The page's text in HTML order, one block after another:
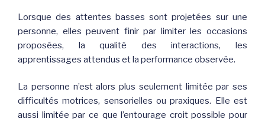
Lorsque des attentes basses sont projetées sur une
personne, elles peuvent finir par limiter les occasions
proposées, la qualité des interactions, les
apprentissages attendus et la performance observée.
La personne n’est alors plus seulement limitée par ses
difficultés motrices, sensorielles ou praxiques. Elle est
aussi limitée par ce que l’entourage croit possible pour